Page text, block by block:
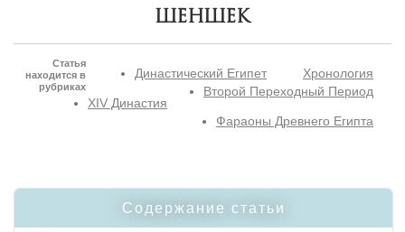
Шеншек
Статья
находится в
рубриках
Хронология
Династический Египет
Второй Переходный Период
XIV Династия
Фараоны Древнего Египта
Содержание статьи